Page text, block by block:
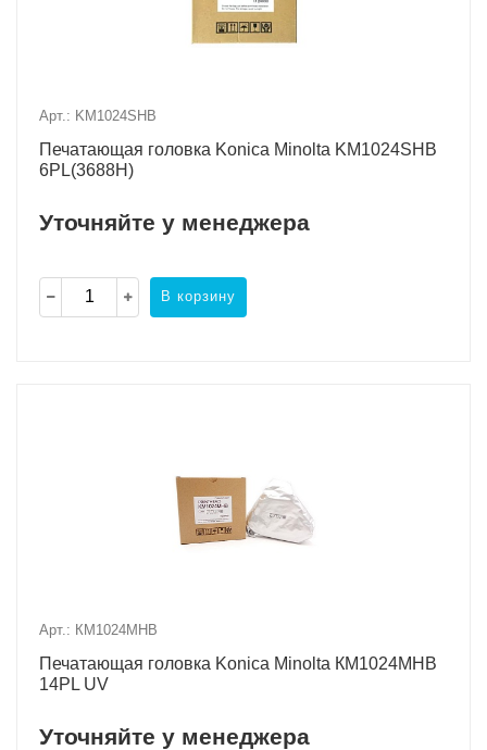
Арт.: KM1024SHB
Печатающая головка Konica Minolta KM1024SHB
6PL(3688H)
Уточняйте у менеджера
В корзину
Арт.: КМ1024MHB
Печатающая головка Konica Minolta КМ1024MHB
14PL UV
Уточняйте у менеджера